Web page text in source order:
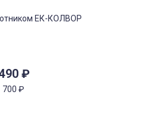
₽
700 ₽